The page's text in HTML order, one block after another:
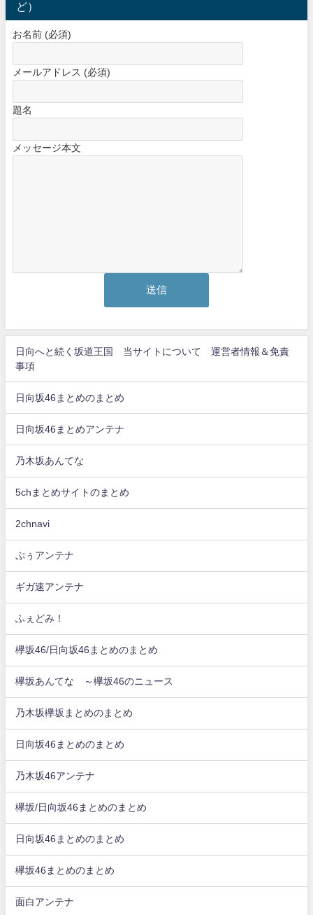
ど）
お名前 (必須)
メールアドレス (必須)
題名
メッセージ本文
日向へと続く坂道王国 当サイトについて 運営者情報＆免責
事項
日向坂46まとめのまとめ
日向坂46まとめアンテナ
乃木坂あんてな
5chまとめサイトのまとめ
2chnavi
ぷぅアンテナ
ギガ速アンテナ
ふぇどみ！
欅坂46/日向坂46まとめのまとめ
欅坂あんてな ～欅坂46のニュース
乃木坂欅坂まとめのまとめ
日向坂46まとめのまとめ
乃木坂46アンテナ
欅坂/日向坂46まとめのまとめ
日向坂46まとめのまとめ
欅坂46まとめのまとめ
面白アンテナ